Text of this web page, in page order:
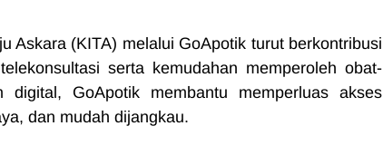
Askara (KITA) melalui GoApotik turut berkontribusi
serta kemudahan memperoleh obat-
digital, GoApotik membantu memperluas akses
dan mudah dijangkau.